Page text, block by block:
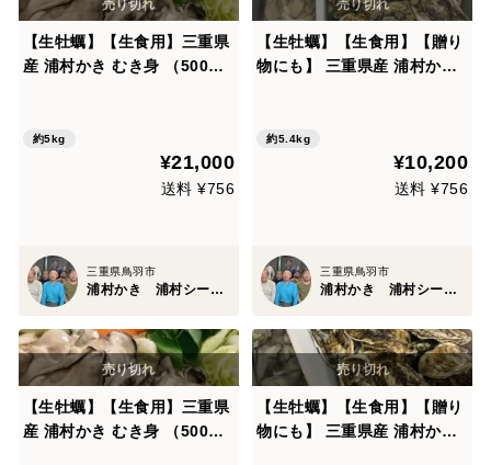
【生牡蠣】【生食用】三重県
産 浦村かき むき身 （500
熨斗対応 女子会 母の日 父の
日 【母の日ギフト】【生で食
べれる美味い牡蠣】
約5kg
¥21,000
送料 ¥756
三重県鳥羽市
浦村かき 浦村シーファーム
【生牡蠣】【生食用】【贈り
物にも】 三重県産 浦村かき
7kg前後、5～6人前） 【父の
日ギフト】【生で食べれる美
約5.4kg
¥10,200
送料 ¥756
三重県鳥羽市
浦村かき 浦村シーファーム
【生牡蠣】【生食用】三重県
産 浦村かき むき身 （500
【生牡蠣】【生食用】【贈り
物にも】 三重県産 浦村かき